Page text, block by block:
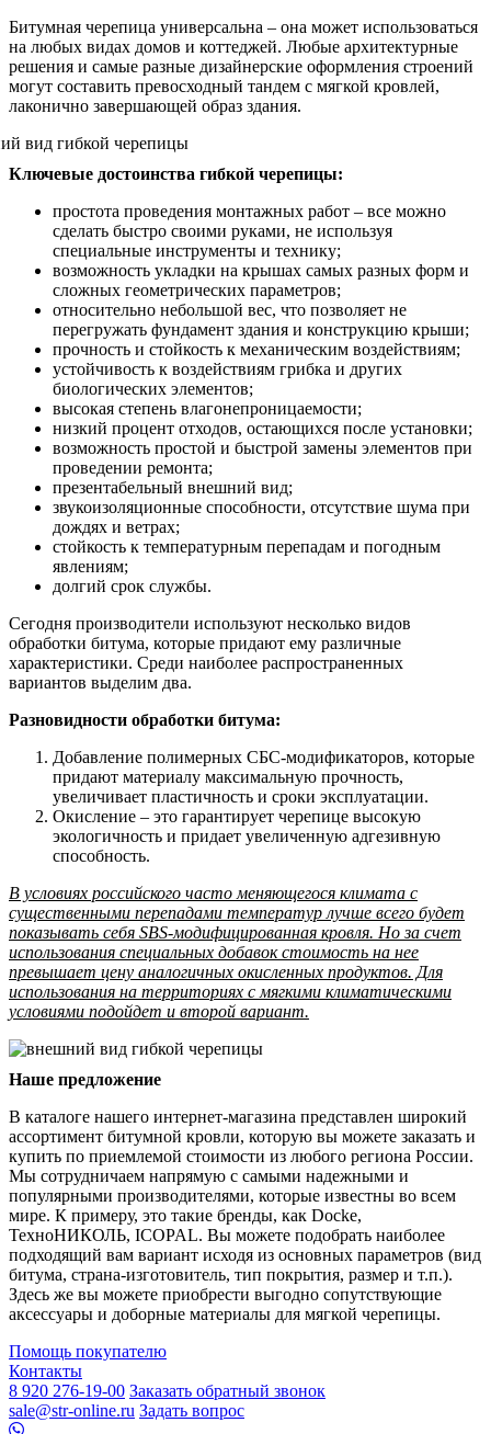
Битумная черепица универсальна – она может использоваться
на любых видах домов и коттеджей. Любые архитектурные
решения и самые разные дизайнерские оформления строений
могут составить превосходный тандем с мягкой кровлей,
лаконично завершающей образ здания.
Ключевые достоинства гибкой черепицы:
простота проведения монтажных работ – все можно
сделать быстро своими руками, не используя
специальные инструменты и технику;
возможность укладки на крышах самых разных форм и
сложных геометрических параметров;
относительно небольшой вес, что позволяет не
перегружать фундамент здания и конструкцию крыши;
прочность и стойкость к механическим воздействиям;
устойчивость к воздействиям грибка и других
биологических элементов;
высокая степень влагонепроницаемости;
низкий процент отходов, остающихся после установки;
возможность простой и быстрой замены элементов при
проведении ремонта;
презентабельный внешний вид;
звукоизоляционные способности, отсутствие шума при
дождях и ветрах;
стойкость к температурным перепадам и погодным
явлениям;
долгий срок службы.
Сегодня производители используют несколько видов
обработки битума, которые придают ему различные
характеристики. Среди наиболее распространенных
вариантов выделим два.
Разновидности обработки битума:
Добавление полимерных СБС-модификаторов, которые
придают материалу максимальную прочность,
увеличивает пластичность и сроки эксплуатации.
Окисление – это гарантирует черепице высокую
экологичность и придает увеличенную адгезивную
способность.
В условиях российского часто меняющегося климата с
существенными перепадами температур лучше всего будет
показывать себя SBS-модифицированная кровля. Но за счет
использования специальных добавок стоимость на нее
превышает цену аналогичных окисленных продуктов. Для
использования на территориях с мягкими климатическими
условиями подойдет и второй вариант.
Наше предложение
В каталоге нашего интернет-магазина представлен широкий
ассортимент битумной кровли, которую вы можете заказать и
купить по приемлемой стоимости из любого региона России.
Мы сотрудничаем напрямую с самыми надежными и
популярными производителями, которые известны во всем
мире. К примеру, это такие бренды, как Docke,
ТехноНИКОЛЬ, ICOPAL. Вы можете подобрать наиболее
подходящий вам вариант исходя из основных параметров (вид
битума, страна-изготовитель, тип покрытия, размер и т.п.).
Здесь же вы можете приобрести выгодно сопутствующие
аксессуары и доборные материалы для мягкой черепицы.
Помощь покупателю
Контакты
8 920 276-19-00 Заказать обратный звонок
sale@str-online.ru Задать вопрос